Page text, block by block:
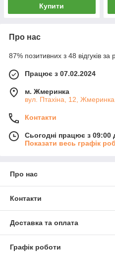
Купити
Про нас
87% позитивних з 48 відгуків за
Працює з 07.02.2024
м. Жмеринка
вул. Птахіна, 12,
Контакти
Сьогодні працює з 09:00
Показати весь графік
Про нас
Контакти
Доставка та оплата
Графік роботи